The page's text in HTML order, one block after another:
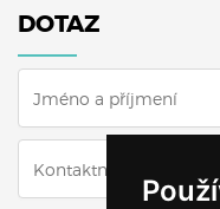
DOTAZ